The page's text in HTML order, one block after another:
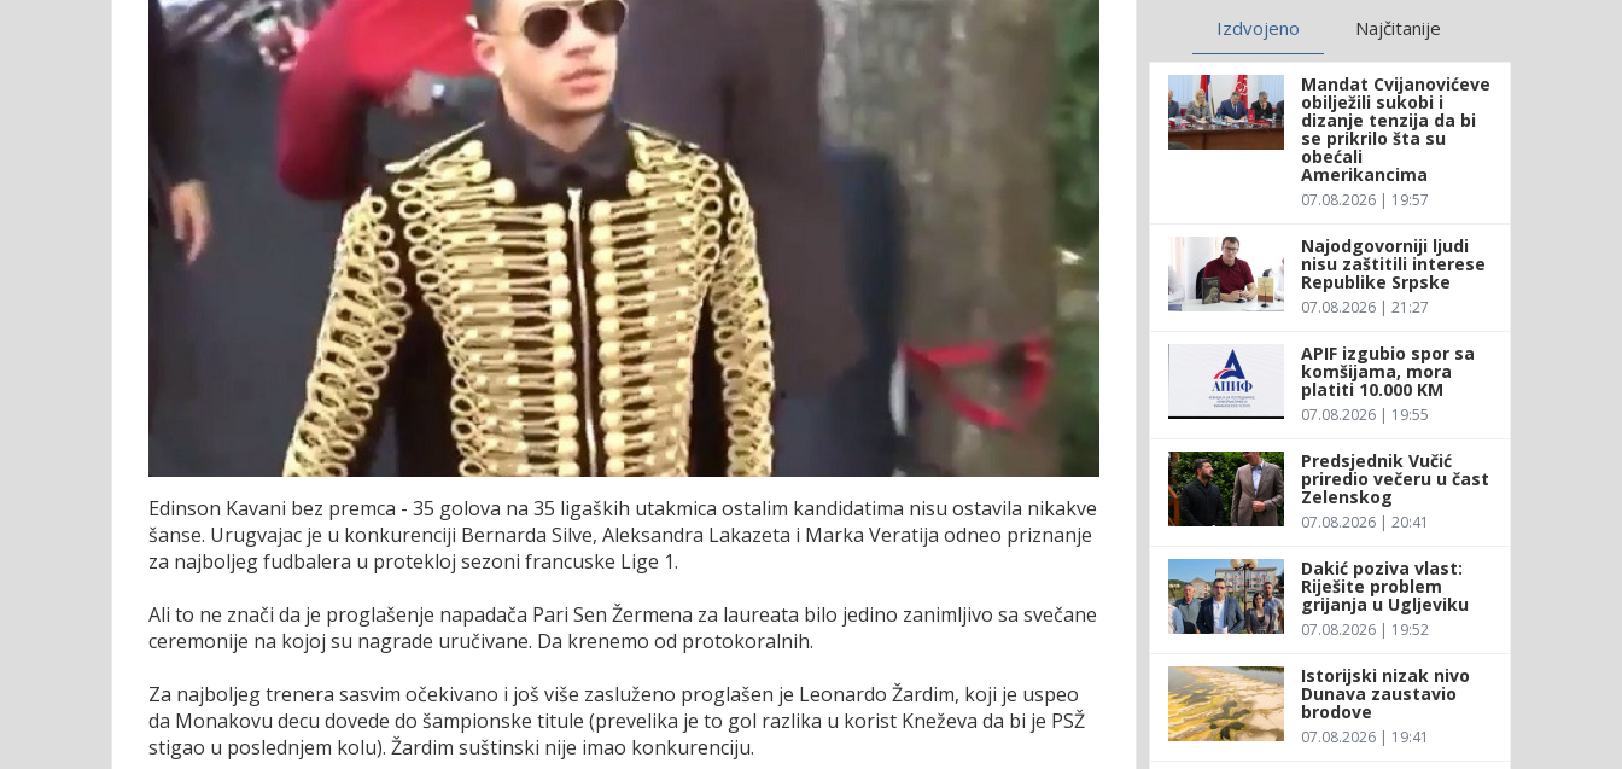
Edinson Kavani bez premca - 35 golova na 35 ligaških utakmica ostalim kandidatima nisu ostavila nikakve
šanse. Urugvajac je u konkurenciji Bernarda Silve, Aleksandra Lakazeta i Marka Veratija odneo priznanje
za najboljeg fudbalera u protekloj sezoni francuske Lige 1.
Ali to ne znači da je proglašenje napadača Pari Sen Žermena za laureata bilo jedino zanimljivo sa svečane
ceremonije na kojoj su nagrade uručivane. Da krenemo od protokoralnih.
Za najboljeg trenera sasvim očekivano i još više zasluženo proglašen je Leonardo Žardim, koji je uspeo
da Monakovu decu dovede do šampionske titule (prevelika je to gol razlika u korist Kneževa da bi je PSŽ
stigao u poslednjem kolu). Žardim suštinski nije imao konkurenciju.
Izdvojeno Najčitanije
Mandat Cvijanovićeve
obilježili sukobi i
dizanje tenzija da bi
se prikrilo šta su
obećali
Amerikancima
07.08.2026 | 19:57
Najodgovorniji ljudi
nisu zaštitili interese
Republike Srpske
07.08.2026 | 21:27
APIF izgubio spor sa
komšijama, mora
platiti 10.000 KM
07.08.2026 | 19:55
Predsjednik Vučić
priredio večeru u čast
Zelenskog
07.08.2026 | 20:41
Dakić poziva vlast:
Riješite problem
grijanja u Ugljeviku
07.08.2026 | 19:52
Istorijski nizak nivo
Dunava zaustavio
brodove
07.08.2026 | 19:41